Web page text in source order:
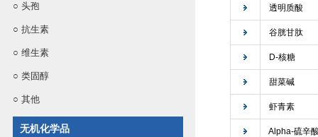
○ 头孢
○ 抗生素
○ 维生素
○ 类固醇
○ 其他
无机化学品
透明质酸
谷胱甘肽
D-核糖
甜菜碱
虾青素
Alpha-硫辛